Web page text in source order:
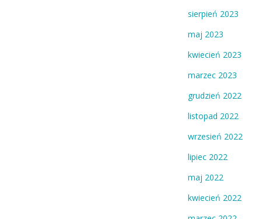
sierpień 2023
maj 2023
kwiecień 2023
marzec 2023
grudzień 2022
listopad 2022
wrzesień 2022
lipiec 2022
maj 2022
kwiecień 2022